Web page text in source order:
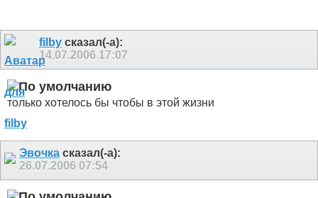
filby сказал(-а):
14.07.2006 17:07
только хотелось бы чтобы в этой жизни
Эвочка сказал(-а):
26.07.2006 07:54